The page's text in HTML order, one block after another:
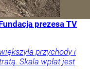
prezesa TV
przychody i
Skala wpłat jest